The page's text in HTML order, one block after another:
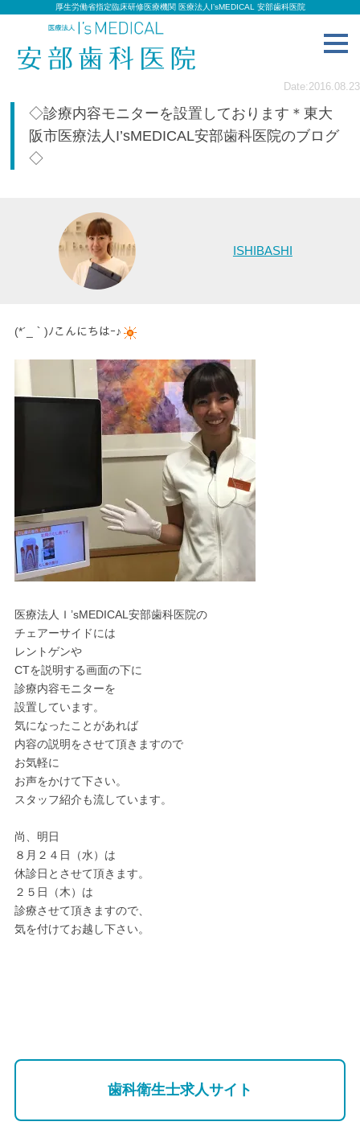
厚生労働省指定臨床研修医療機関 医療法人I’sMEDICAL 安部歯科医院
Date:2016.08.23
◇診療内容モニターを設置しております＊東大
阪市医療法人I’sMEDICAL安部歯科医院のブログ
◇
ISHIBASHI
(*´_｀)ﾉこんにちはｰ♪
医療法人Ｉ’sMEDICAL安部歯科医院の
チェアーサイドには
レントゲンや
CTを説明する画面の下に
診療内容モニターを
設置しています。
気になったことがあれば
内容の説明をさせて頂きますので
お気軽に
お声をかけて下さい。
スタッフ紹介も流しています。
尚、明日
８月２４日（水）は
休診日とさせて頂きます。
２５日（木）は
診療させて頂きますので、
気を付けてお越し下さい。
歯科衛生士求人サイト